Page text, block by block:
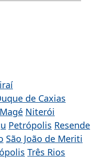
de Caxias
Magé Niterói
Petrópolis Resende
São João de Meriti
Três Rios